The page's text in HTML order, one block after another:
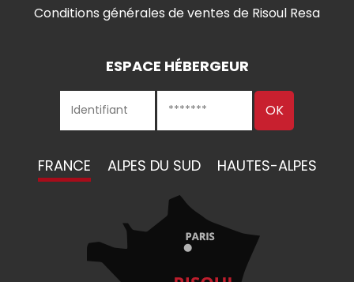
Conditions générales de ventes de Risoul Resa
ESPACE HÉBERGEUR
FRANCE ALPES DU SUD HAUTES-ALPES